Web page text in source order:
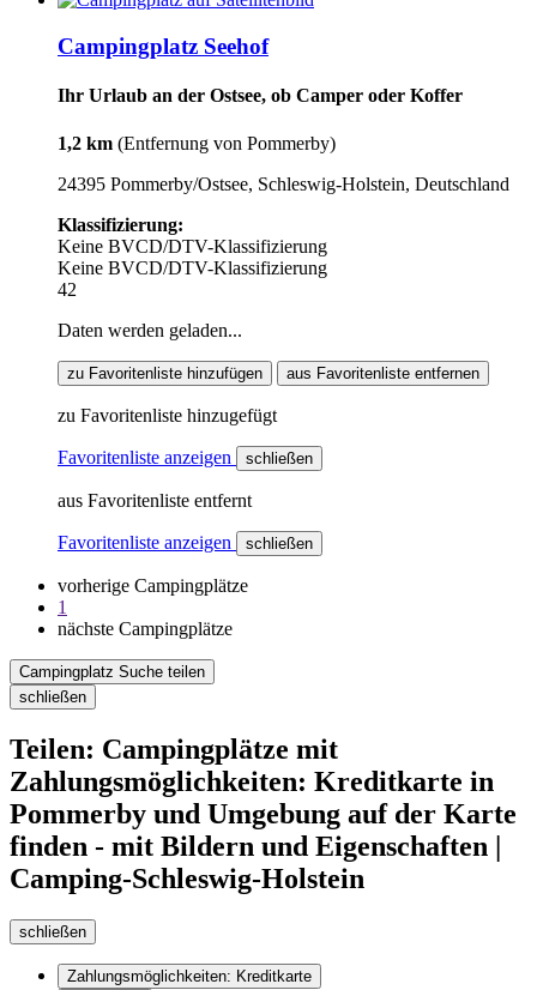
Campingplatz Seehof
Ihr Urlaub an der Ostsee, ob Camper oder Koffer
1,2 km (Entfernung von Pommerby)
24395 Pommerby/Ostsee, Schleswig-Holstein, Deutschland
Klassifizierung:
Keine BVCD/DTV-Klassifizierung
Keine BVCD/DTV-Klassifizierung
42
Daten werden geladen...
zu Favoritenliste hinzufügen aus Favoritenliste entfernen
zu Favoritenliste hinzugefügt
Favoritenliste anzeigen schließen
aus Favoritenliste entfernt
Favoritenliste anzeigen schließen
vorherige Campingplätze
1
nächste Campingplätze
Campingplatz Suche teilen
schließen
Teilen: Campingplätze mit
Zahlungsmöglichkeiten: Kreditkarte in
Pommerby und Umgebung auf der Karte
finden - mit Bildern und Eigenschaften |
Camping-Schleswig-Holstein
schließen
Zahlungsmöglichkeiten: Kreditkarte